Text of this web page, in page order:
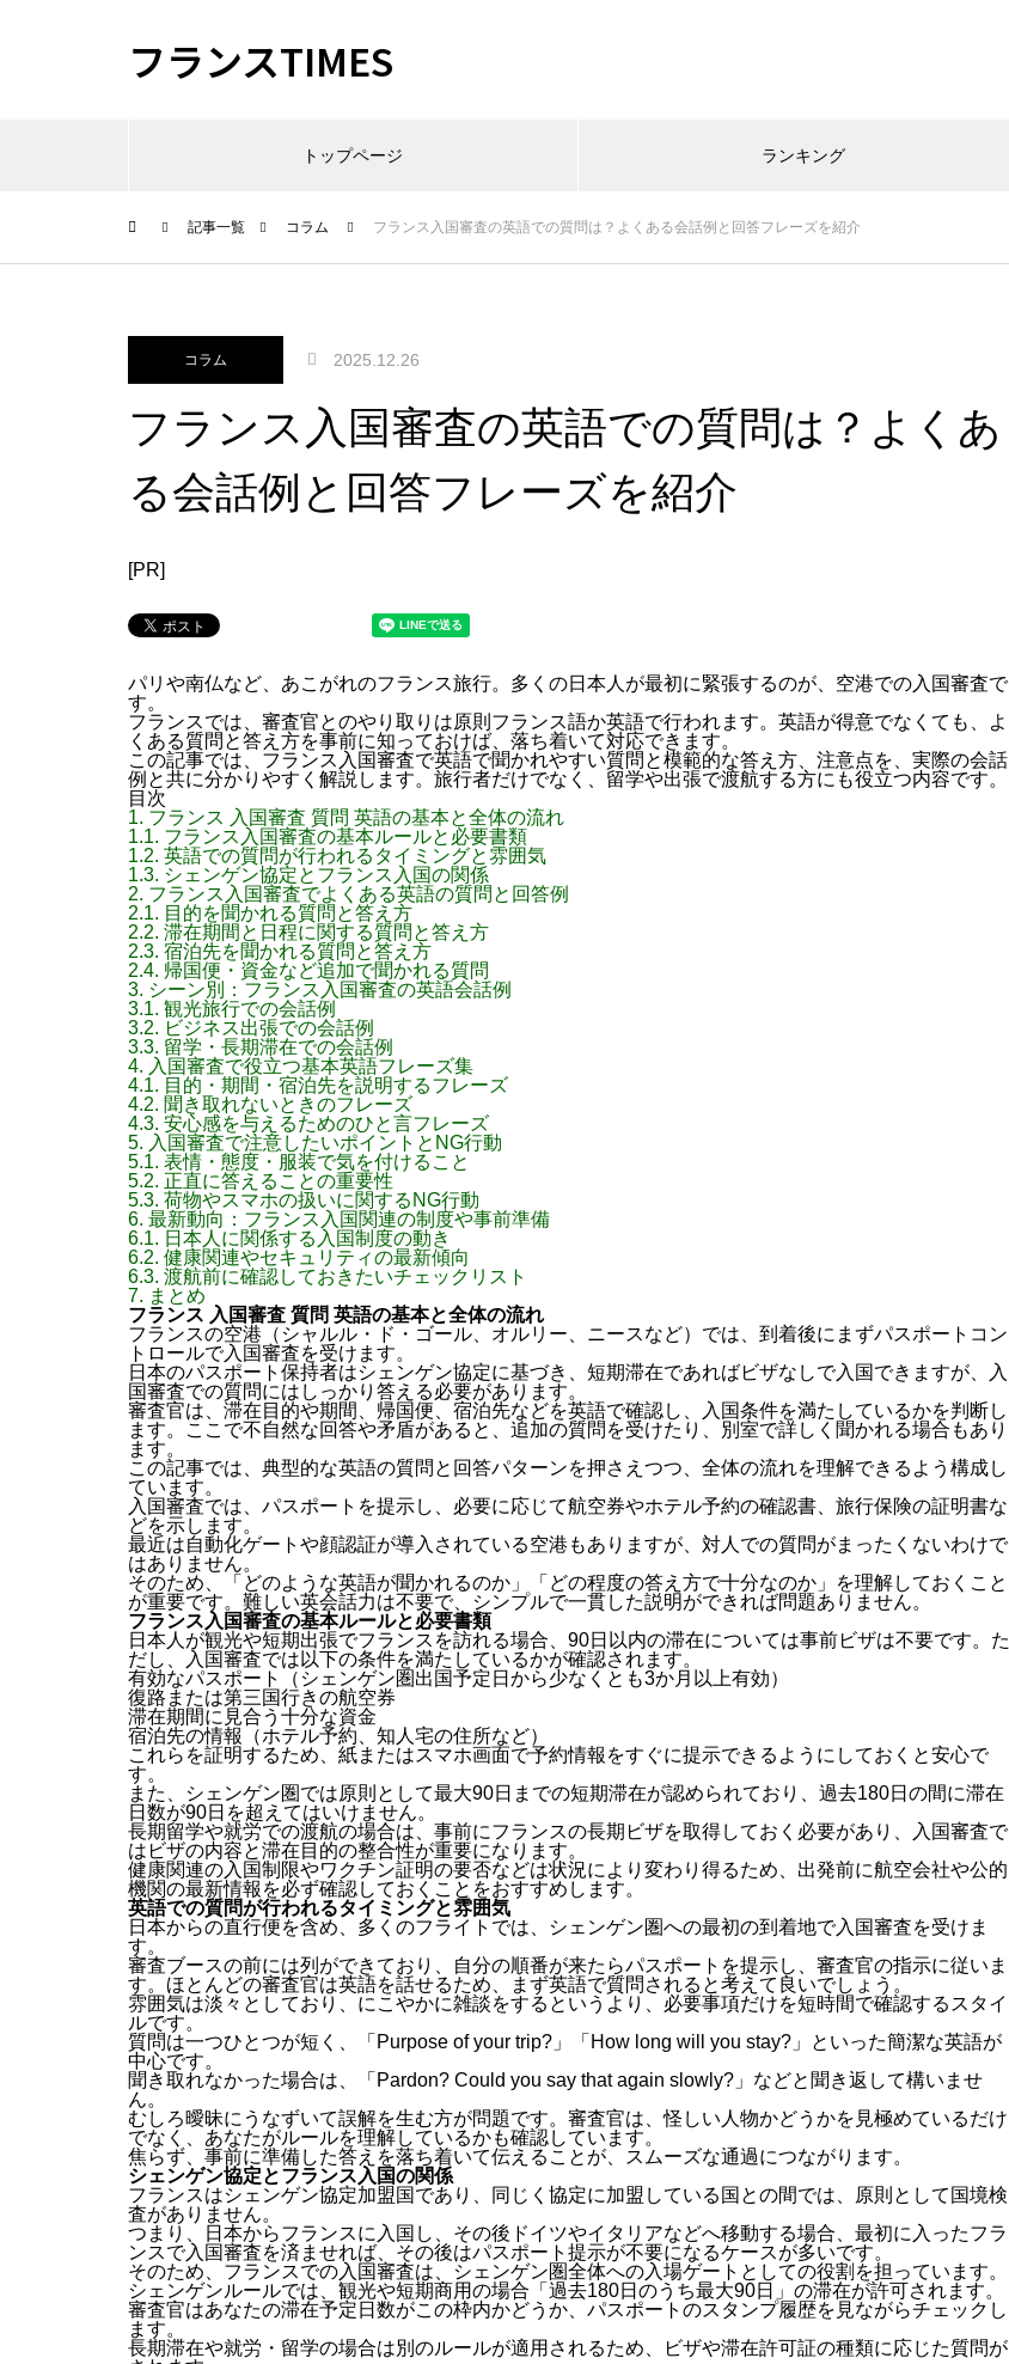
フランスTIMES
トップページ ランキング
記事一覧 コラム フランス入国審査の英語での質問は？よくある会話例と回答フレーズを紹介
コラム 2025.12.26
フランス入国審査の英語での質問は？よくあ
る会話例と回答フレーズを紹介
[PR]
パリや南仏など、あこがれのフランス旅行。多くの日本人が最初に緊張するのが、空港での入国審査で
す。
フランスでは、審査官とのやり取りは原則フランス語か英語で行われます。英語が得意でなくても、よ
くある質問と答え方を事前に知っておけば、落ち着いて対応できます。
この記事では、フランス入国審査で英語で聞かれやすい質問と模範的な答え方、注意点を、実際の会話
例と共に分かりやすく解説します。旅行者だけでなく、留学や出張で渡航する方にも役立つ内容です。
目次
1. フランス 入国審査 質問 英語の基本と全体の流れ
1.1. フランス入国審査の基本ルールと必要書類
1.2. 英語での質問が行われるタイミングと雰囲気
1.3. シェンゲン協定とフランス入国の関係
2. フランス入国審査でよくある英語の質問と回答例
2.1. 目的を聞かれる質問と答え方
2.2. 滞在期間と日程に関する質問と答え方
2.3. 宿泊先を聞かれる質問と答え方
2.4. 帰国便・資金など追加で聞かれる質問
3. シーン別：フランス入国審査の英語会話例
3.1. 観光旅行での会話例
3.2. ビジネス出張での会話例
3.3. 留学・長期滞在での会話例
4. 入国審査で役立つ基本英語フレーズ集
4.1. 目的・期間・宿泊先を説明するフレーズ
4.2. 聞き取れないときのフレーズ
4.3. 安心感を与えるためのひと言フレーズ
5. 入国審査で注意したいポイントとNG行動
5.1. 表情・態度・服装で気を付けること
5.2. 正直に答えることの重要性
5.3. 荷物やスマホの扱いに関するNG行動
6. 最新動向：フランス入国関連の制度や事前準備
6.1. 日本人に関係する入国制度の動き
6.2. 健康関連やセキュリティの最新傾向
6.3. 渡航前に確認しておきたいチェックリスト
7. まとめ
フランス 入国審査 質問 英語の基本と全体の流れ
フランスの空港（シャルル・ド・ゴール、オルリー、ニースなど）では、到着後にまずパスポートコン
トロールで入国審査を受けます。
日本のパスポート保持者はシェンゲン協定に基づき、短期滞在であればビザなしで入国できますが、入
国審査での質問にはしっかり答える必要があります。
審査官は、滞在目的や期間、帰国便、宿泊先などを英語で確認し、入国条件を満たしているかを判断し
ます。ここで不自然な回答や矛盾があると、追加の質問を受けたり、別室で詳しく聞かれる場合もあり
ます。
この記事では、典型的な英語の質問と回答パターンを押さえつつ、全体の流れを理解できるよう構成し
ています。
入国審査では、パスポートを提示し、必要に応じて航空券やホテル予約の確認書、旅行保険の証明書な
どを示します。
最近は自動化ゲートや顔認証が導入されている空港もありますが、対人での質問がまったくないわけで
はありません。
そのため、「どのような英語が聞かれるのか」「どの程度の答え方で十分なのか」を理解しておくこと
が重要です。難しい英会話力は不要で、シンプルで一貫した説明ができれば問題ありません。
フランス入国審査の基本ルールと必要書類
日本人が観光や短期出張でフランスを訪れる場合、90日以内の滞在については事前ビザは不要です。た
だし、入国審査では以下の条件を満たしているかが確認されます。
有効なパスポート（シェンゲン圏出国予定日から少なくとも3か月以上有効）
復路または第三国行きの航空券
滞在期間に見合う十分な資金
宿泊先の情報（ホテル予約、知人宅の住所など）
これらを証明するため、紙またはスマホ画面で予約情報をすぐに提示できるようにしておくと安心で
す。
また、シェンゲン圏では原則として最大90日までの短期滞在が認められており、過去180日の間に滞在
日数が90日を超えてはいけません。
長期留学や就労での渡航の場合は、事前にフランスの長期ビザを取得しておく必要があり、入国審査で
はビザの内容と滞在目的の整合性が重要になります。
健康関連の入国制限やワクチン証明の要否などは状況により変わり得るため、出発前に航空会社や公的
機関の最新情報を必ず確認しておくことをおすすめします。
英語での質問が行われるタイミングと雰囲気
日本からの直行便を含め、多くのフライトでは、シェンゲン圏への最初の到着地で入国審査を受けま
す。
審査ブースの前には列ができており、自分の順番が来たらパスポートを提示し、審査官の指示に従いま
す。ほとんどの審査官は英語を話せるため、まず英語で質問されると考えて良いでしょう。
雰囲気は淡々としており、にこやかに雑談をするというより、必要事項だけを短時間で確認するスタイ
ルです。
質問は一つひとつが短く、「Purpose of your trip?」「How long will you stay?」といった簡潔な英語が
中心です。
聞き取れなかった場合は、「Pardon? Could you say that again slowly?」などと聞き返して構いませ
ん。
むしろ曖昧にうなずいて誤解を生む方が問題です。審査官は、怪しい人物かどうかを見極めているだけ
でなく、あなたがルールを理解しているかも確認しています。
焦らず、事前に準備した答えを落ち着いて伝えることが、スムーズな通過につながります。
シェンゲン協定とフランス入国の関係
フランスはシェンゲン協定加盟国であり、同じく協定に加盟している国との間では、原則として国境検
査がありません。
つまり、日本からフランスに入国し、その後ドイツやイタリアなどへ移動する場合、最初に入ったフラ
ンスで入国審査を済ませれば、その後はパスポート提示が不要になるケースが多いです。
そのため、フランスでの入国審査は、シェンゲン圏全体への入場ゲートとしての役割を担っています。
シェンゲンルールでは、観光や短期商用の場合「過去180日のうち最大90日」の滞在が許可されます。
審査官はあなたの滞在予定日数がこの枠内かどうか、パスポートのスタンプ履歴を見ながらチェックし
ます。
長期滞在や就労・留学の場合は別のルールが適用されるため、ビザや滞在許可証の種類に応じた質問が